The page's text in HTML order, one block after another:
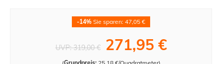
-14% Sie sparen: 47,05 €
UVP:319,00 € 271,95 €